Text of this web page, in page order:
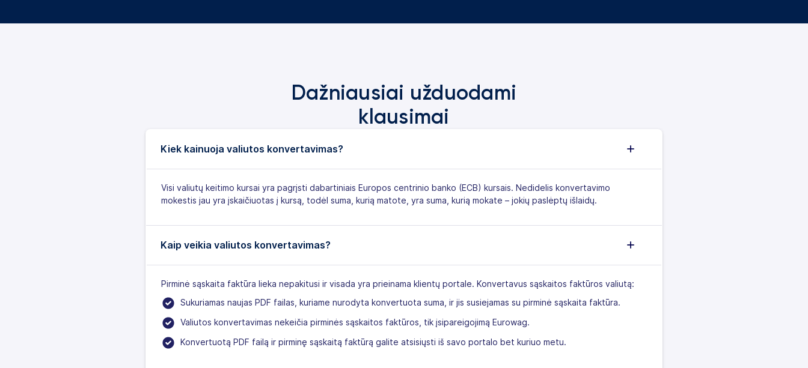
Dažniausiai užduodami
klausimai
Kiek kainuoja valiutos konvertavimas?
Visi valiutų keitimo kursai yra pagrįsti dabartiniais Europos centrinio banko (ECB) kursais. Nedidelis konvertavimo
mokestis jau yra įskaičiuotas į kursą, todėl suma, kurią matote, yra suma, kurią mokate – jokių paslėptų išlaidų.
Kaip veikia valiutos konvertavimas?
Pirminė sąskaita faktūra lieka nepakitusi ir visada yra prieinama klientų portale. Konvertavus sąskaitos faktūros valiutą:
Sukuriamas naujas PDF failas, kuriame nurodyta konvertuota suma, ir jis susiejamas su pirminė sąskaita faktūra.
Valiutos konvertavimas nekeičia pirminės sąskaitos faktūros, tik įsipareigojimą Eurowag.
Konvertuotą PDF failą ir pirminę sąskaitą faktūrą galite atsisiųsti iš savo portalo bet kuriuo metu.